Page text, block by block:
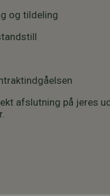
og tildeling
afslutning på jeres